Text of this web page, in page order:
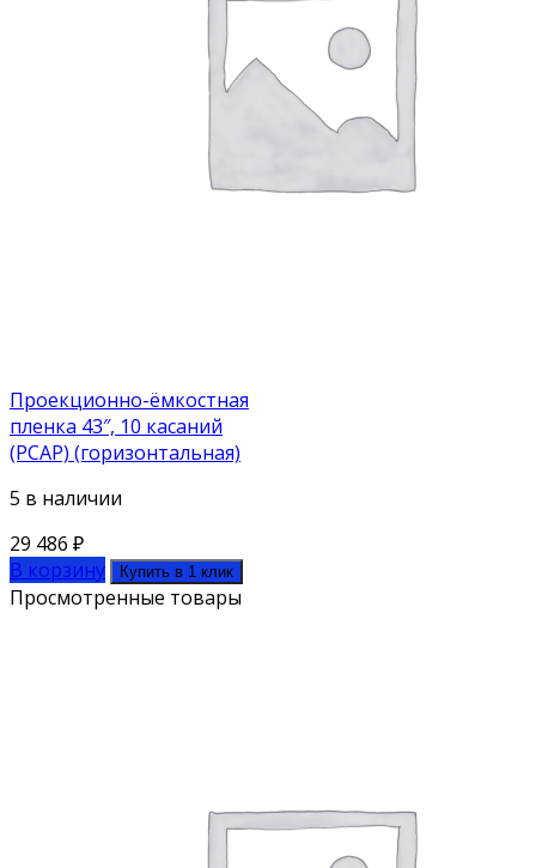
Проекционно-ёмкостная
пленка 43″, 10 касаний
(PCAP) (горизонтальная)
5 в наличии
29 486 ₽
В корзину
Купить в 1 клик
Просмотренные товары